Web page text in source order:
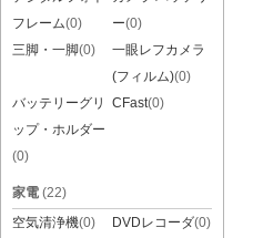
フレーム(0)
ー(0)
三脚・一脚(0)
一眼レフカメラ
(フィルム)(0)
バッテリーグリ
ップ・ホルダー
(0)
CFast(0)
家電 (22)
空気清浄機(0) DVDレコーダ(0)